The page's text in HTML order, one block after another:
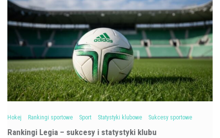
Hokej Rankingi sportowe Sport Statystyki klubowe Sukcesy sportowe
Rankingi Legia – sukcesy i statystyki klubu